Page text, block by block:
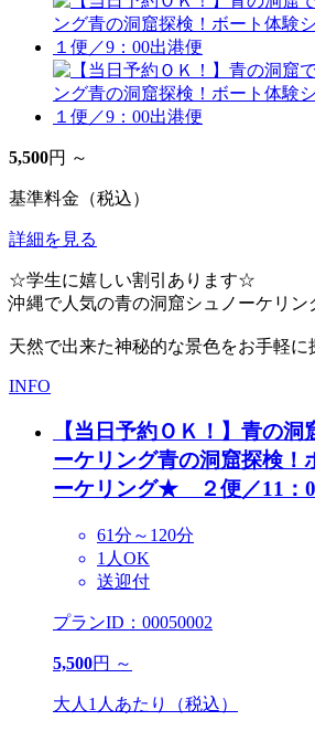
5,500円 ～
基準料金（税込）
詳細を見る
☆学生に嬉しい割引ありま
沖縄で人気の青の洞窟シュノー
天然で出来た神秘的な景色をお手軽に
INFO
【当日予約ＯＫ！】青の洞
ーケリング青の洞窟探検！
ーケリング★ ２便／11：
61分～120分
1人OK
送迎付
プランID：00050002
5,500円 ～
大人1人あたり（税込）